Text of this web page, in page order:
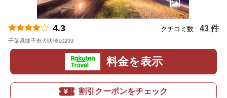
4.3 クチコミ数 : 43 件
千葉県銚子市犬吠埼10293
料金を表示
割引クーポンをチェック